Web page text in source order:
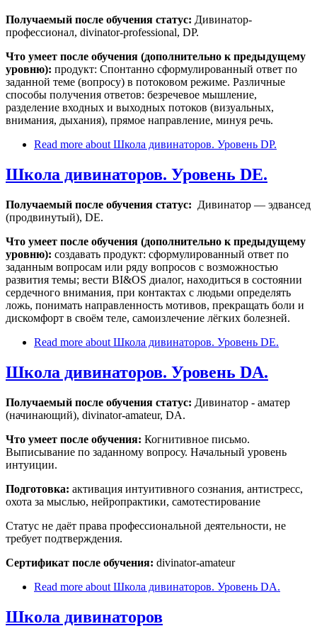
Получаемый после обучения статус: Дивинатор-
профессионал, divinator-professional, DP.
Что умеет после обучения (дополнительно к предыдущему
уровню): продукт: Спонтанно сформулированный ответ по
заданной теме (вопросу) в потоковом режиме. Различные
способы получения ответов: безречевое мышление,
разделение входных и выходных потоков (визуальных,
внимания, дыхания), прямое направление, минуя речь.
Read more about Школа дивинаторов. Уровень DP.
Школа дивинаторов. Уровень DE.
Получаемый после обучения статус: Дивинатор — эдвансед
(продвинутый), DE.
Что умеет после обучения (дополнительно к предыдущему
уровню): создавать продукт: сформулированный ответ по
заданным вопросам или ряду вопросов с возможностью
развития темы; вести BI&OS диалог, находиться в состоянии
сердечного внимания, при контактах с людьми определять
ложь, понимать направленность мотивов, прекращать боли и
дискомфорт в своём теле, самоизлечение лёгких болезней.
Read more about Школа дивинаторов. Уровень DE.
Школа дивинаторов. Уровень DA.
Получаемый после обучения статус: Дивинатор - аматер
(начинающий), divinator-amateur, DA.
Что умеет после обучения: Когнитивное письмо.
Выписывание по заданному вопросу. Начальный уровень
интуиции.
Подготовка: активация интуитивного сознания, антистресс,
охота за мыслью, нейропрактики, самотестирование
Статус не даёт права профессиональной деятельности, не
требует подтверждения.
Сертификат после обучения: divinator-amateur
Read more about Школа дивинаторов. Уровень DA.
Школа дивинаторов